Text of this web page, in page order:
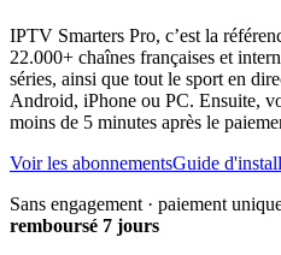
IPTV Smarters Pro, c’est la
22.000+ chaînes françaises et
séries, ainsi que tout le sport en
Android, iPhone ou PC. Ensuite,
moins de 5 minutes après le
Voir les abonnementsGuide
Sans engagement · paiement
remboursé 7 jours